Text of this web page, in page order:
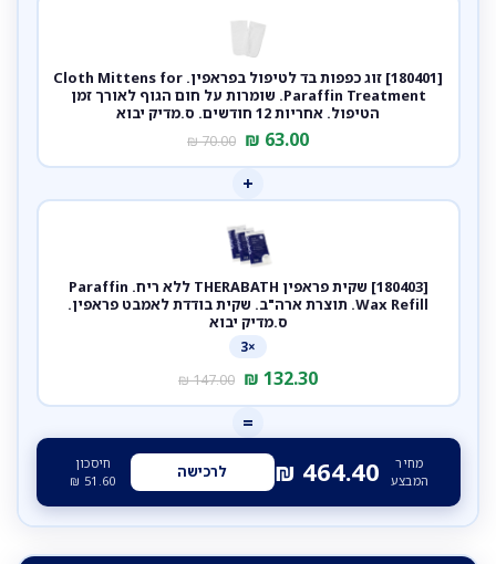
[180401] זוג כפפות בד לטיפול בפראפין. Cloth Mittens for
Paraffin Treatment. שומרות על חום הגוף לאורך זמן
הטיפול. אחריות 12 חודשים. ס.מדיק יבוא
63.00
₪
70.00
₪
+
[180403] שקית פראפין THERABATH ללא ריח. Paraffin
Wax Refill. תוצרת ארה"ב. שקית בודדת לאמבט פראפין.
ס.מדיק יבוא
×3
132.30
₪
147.00
₪
=
מחיר
המבצע
464.40
₪ לרכישה
חיסכון
51.60
₪